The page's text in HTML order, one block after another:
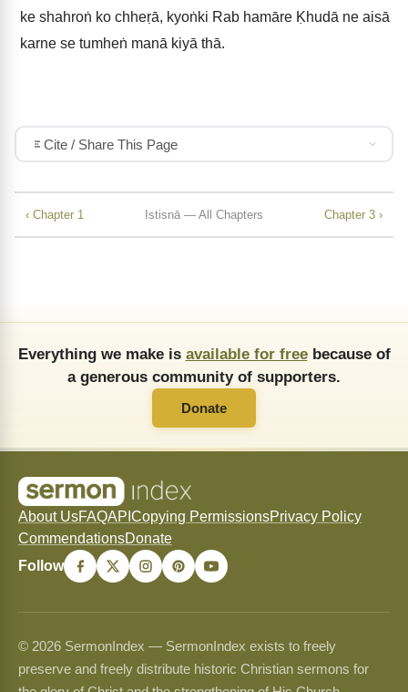
ke shahroṅ ko chheṛā, kyoṅki Rab hamāre Ḳhudā ne aisā
karne se tumheṅ manā kiyā thā.
Cite / Share This Page
‹ Chapter 1 Istisnā — All Chapters Chapter 3 ›
Everything we make is available for freebecause of
a generous community of supporters.
Donate
About UsFAQAPI Copying PermissionsPrivacy Policy
CommendationsDonate
Follow
© 2026 SermonIndex — SermonIndex exists to freely
preserve and freely distribute historic Christian sermons for